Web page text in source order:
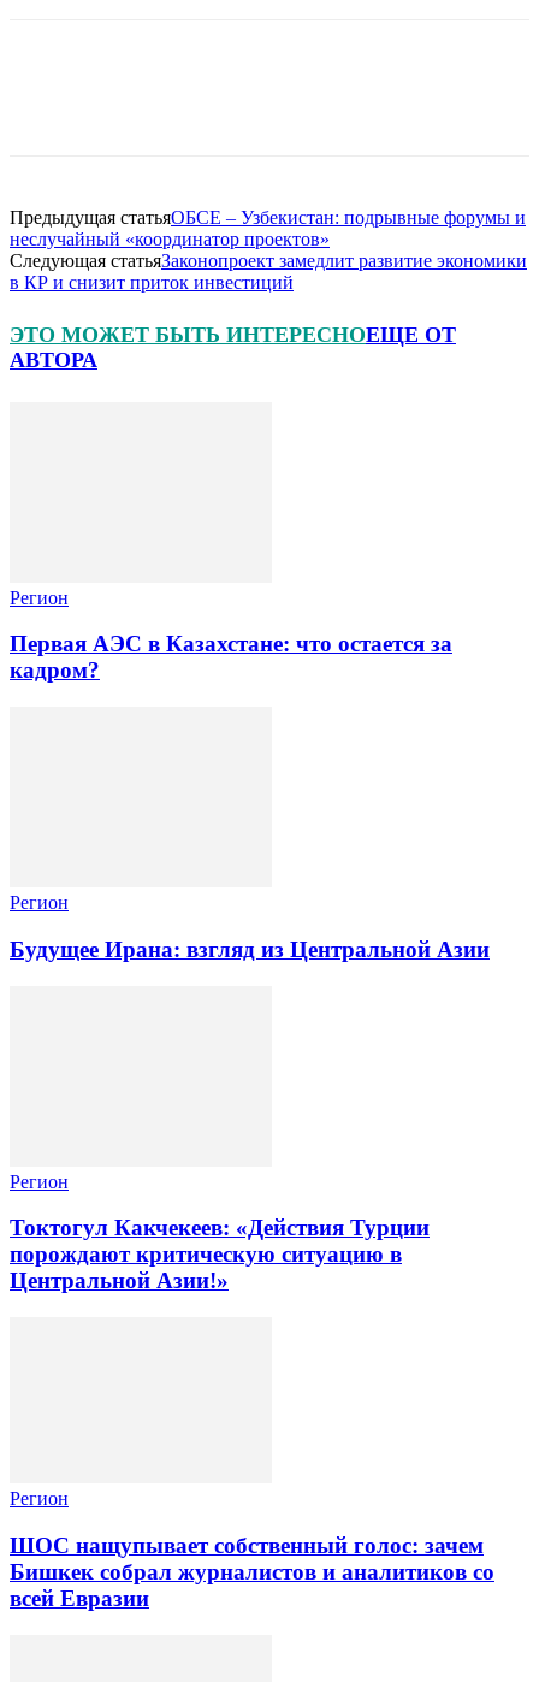
Предыдущая статьяОБСЕ – Узбекистан: подрывные форумы и
неслучайный «координатор проектов»
Следующая статьяЗаконопроект замедлит развитие экономики
в КР и снизит приток инвестиций
ЭТО МОЖЕТ БЫТЬ ИНТЕРЕСНОЕЩЕ ОТ
АВТОРА
Регион
Первая АЭС в Казахстане: что остается за
кадром?
Регион
Будущее Ирана: взгляд из Центральной Азии
Регион
Токтогул Какчекеев: «Действия Турции
порождают критическую ситуацию в
Центральной Азии!»
Регион
ШОС нащупывает собственный голос: зачем
Бишкек собрал журналистов и аналитиков со
всей Евразии